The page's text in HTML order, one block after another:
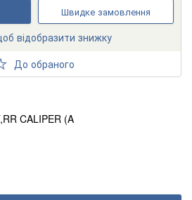
Швидке замовлення
відобразити знижку
До обраного
CALIPER (A